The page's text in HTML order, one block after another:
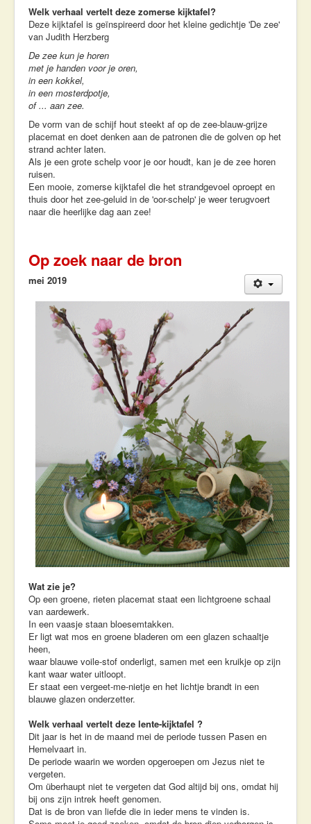
Welk verhaal vertelt deze zomerse kijktafel?
Deze kijktafel is geïnspireerd door het kleine gedichtje 'De zee'
van Judith Herzberg
De zee kun je horen
met je handen voor je oren,
in een kokkel,
in een mosterdpotje,
of ... aan zee.
De vorm van de schijf hout steekt af op de zee-blauw-grijze
placemat en doet denken aan de patronen die de golven op het
strand achter laten.
Als je een grote schelp voor je oor houdt, kan je de zee horen
ruisen.
Een mooie, zomerse kijktafel die het strandgevoel oproept en
thuis door het zee-geluid in de 'oor-schelp' je weer terugvoert
naar die heerlijke dag aan zee!
Op zoek naar de bron
mei 2019
Wat zie je?
Op een groene, rieten placemat staat een lichtgroene schaal
van aardewerk.
In een vaasje staan bloesemtakken.
Er ligt wat mos en groene bladeren om een glazen schaaltje
heen,
waar blauwe voile-stof onderligt, samen met een kruikje op zijn
kant waar water uitloopt.
Er staat een vergeet-me-nietje en het lichtje brandt in een
blauwe glazen onderzetter.
Welk verhaal vertelt deze lente-kijktafel ?
Dit jaar is het in de maand mei de periode tussen Pasen en
Hemelvaart in.
De periode waarin we worden opgeroepen om Jezus niet te
vergeten.
Om überhaupt niet te vergeten dat God altijd bij ons, omdat hij
bij ons zijn intrek heeft genomen.
Dat is de bron van liefde die in ieder mens te vinden is.